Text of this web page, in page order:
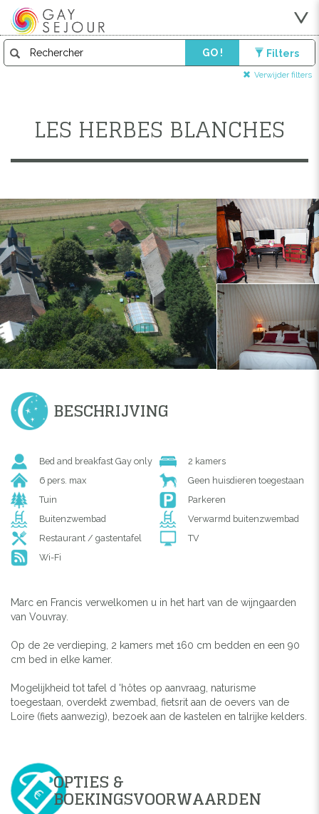
GO ! Filters
Verwijder filters
LES HERBES BLANCHES
BESCHRIJVING
Bed and breakfast Gay only
2 kamers
6 pers. max
Geen huisdieren toegestaan
Tuin
Parkeren
Buitenzwembad
Verwarmd buitenzwembad
Restaurant / gastentafel
TV
Wi-Fi
Marc en Francis verwelkomen u in het hart van de wijngaarden
van Vouvray.
Op de 2e verdieping, 2 kamers met 160 cm bedden en een 90
cm bed in elke kamer.
Mogelijkheid tot tafel d 'hôtes op aanvraag, naturisme
toegestaan, overdekt zwembad, fietsrit aan de oevers van de
Loire (fiets aanwezig), bezoek aan de kastelen en talrijke kelders.
OPTIES &
BOEKINGSVOORWAARDEN